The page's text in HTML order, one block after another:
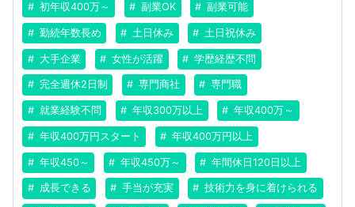
初年収400万～ 副業OK 副業可能
勤続年数長め 土日休み 土日祝休み
大手企業 女性が活躍 学歴経歴不問
完全週休2日制 専門商社 専門職
就業経験不問 年収300万以上 年収400万～
年収400万円スタート 年収400万円以上
年収450～ 年収450万～ 年間休日120日以上
成長できる 手当が充実 技術力を身に着けられる